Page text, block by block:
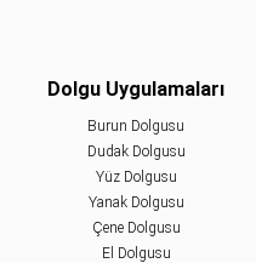
Dolgu Uygulamaları
Burun Dolgusu
Dudak Dolgusu
Yüz Dolgusu
Yanak Dolgusu
Çene Dolgusu
El Dolgusu